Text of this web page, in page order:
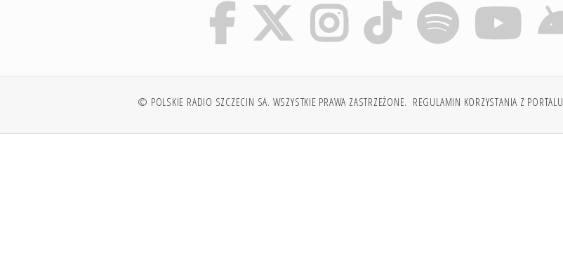
© POLSKIE RADIO SZCZECIN SA. WSZYSTKIE PRAWA ZASTRZEŻONE. REGULAMIN KORZYSTANIA Z PORTALU